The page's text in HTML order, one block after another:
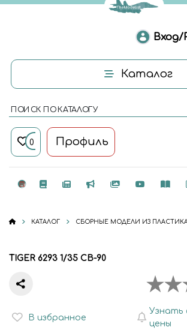
Вход/
Каталог
ПОИСК ПО КАТАЛОГУ
0 Профиль
КАТАЛОГ СБОРНЫЕ МОДЕЛИ ИЗ
TIGER 6293 1/35 CB-90
В избранное
Узнать
цены